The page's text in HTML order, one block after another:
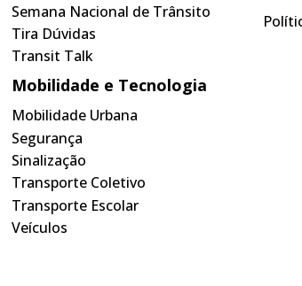
Semana Nacional de Trânsito
Tira Dúvidas
Transit Talk
Mobilidade e Tecnologia
Mobilidade Urbana
Segurança
Sinalização
Transporte Coletivo
Transporte Escolar
Veículos